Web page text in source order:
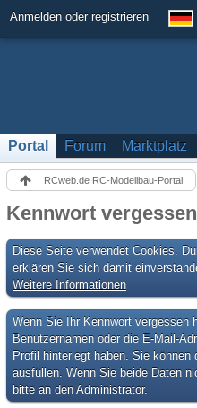
Anmelden oder registrieren
Portal Forum Marktplatz
RCweb.de RC-Modellbau-Portal
Kennwort vergessen
Diese Seite verwendet Cookies.
erklären Sie sich damit
Weitere Informationen
Wenn Sie Ihr Kennwort vergessen
Benutzernamen oder die E-Mail-
Profil hinterlegt haben. Sie können
ausfüllen. Wenn Sie beide Daten
bitte an den Administrator.